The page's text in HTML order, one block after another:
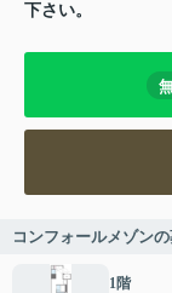
下さい。
コンフォールメゾン
1階